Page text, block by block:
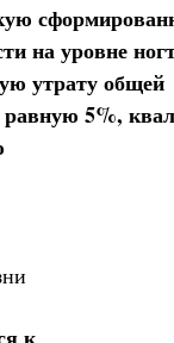
на уровне
утрату общей
равную 5%,